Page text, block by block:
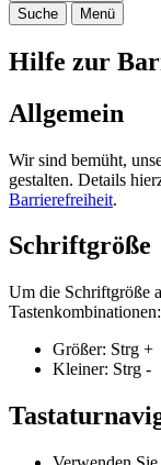
Suche
Menü
Hilfe zur
Allgemein
Wir sind bemüht,
gestalten. Details
Barrierefreiheit.
Schriftgröße
Um die Schriftgröße
Tastenkombinationen:
Größer: Strg +
Kleiner: Strg -